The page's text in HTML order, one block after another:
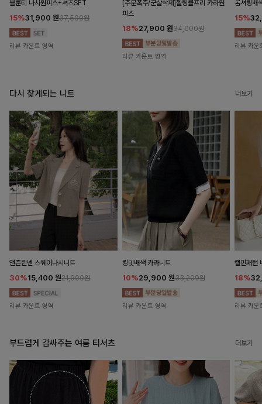
블룬티 나시원피스+셔츠SET
15%31,900 원37,500원
리뷰 카운트 영역
[주문폭주/군살삭제]젤링클프리 카라원
피스
18%27,900 원34,000원
리뷰 카운트 영역
롬셔링배
15%
리뷰 카운
다시 찾게되는 니트 더보기
앤즌린넨 스퀘어나시니트
30%15,400 원21,900원
리뷰 카운트 영역
킹밋배색 카라니트
10%29,900 원33,200원
리뷰 카운트 영역
캘핀패턴
18%
리뷰 카운
부드럽게 감싸주는 여름 티셔츠 더보기